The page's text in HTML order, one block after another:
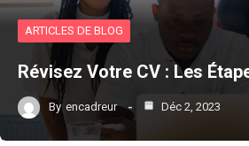
ARTICLES DE BLOG
Révisez Votre CV : Les
By encadreur Déc 2, 2023